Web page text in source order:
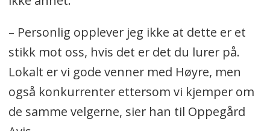
– Personlig opplever jeg ikke at dette er et
stikk mot oss, hvis det er det du lurer på.
Lokalt er vi gode venner med Høyre, men
også konkurrenter ettersom vi kjemper om
de samme velgerne, sier han til Oppegård